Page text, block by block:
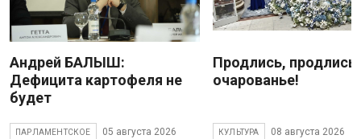
Андрей БАЛЫШ:
Дефицита картофеля не
будет
ПАРЛАМЕНТСКОЕ 05 августа 2026
Продлись, продлись
очарованье!
КУЛЬТУРА 08 августа 2026